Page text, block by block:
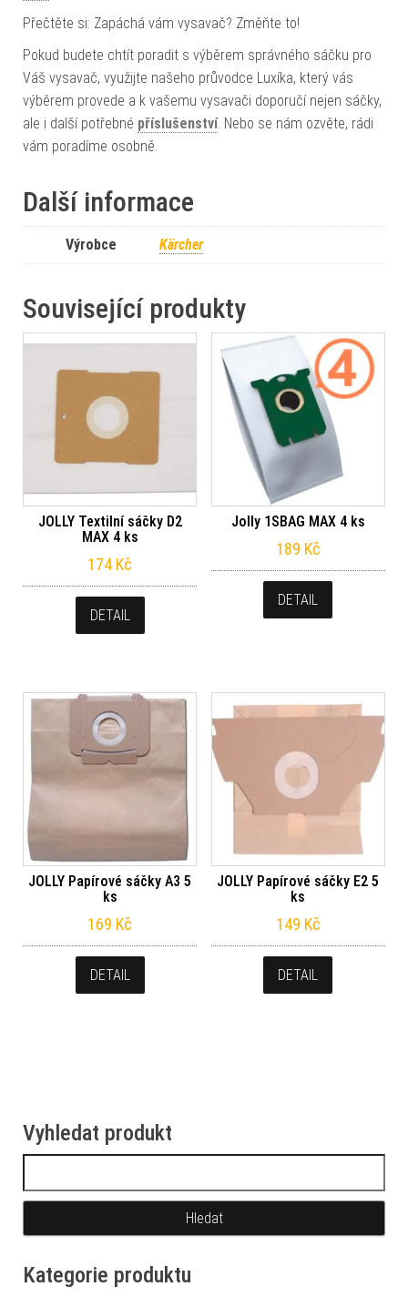
Přečtěte si: Zapáchá vám vysavač? Změňte to!
Pokud budete chtít poradit s výběrem správného sáčku pro
Váš vysavač, využijte našeho průvodce Luxíka, který vás
výběrem provede a k vašemu vysavači doporučí nejen sáčky,
ale i další potřebné příslušenství. Nebo se nám ozvěte, rádi
vám poradíme osobně.
Další informace
Výrobce Kärcher
Související produkty
JOLLY Textilní sáčky D2
MAX 4 ks
174 Kč
DETAIL
Jolly 1SBAG MAX 4 ks
189 Kč
DETAIL
JOLLY Papírové sáčky A3 5
ks
169 Kč
DETAIL
JOLLY Papírové sáčky E2 5
ks
149 Kč
DETAIL
Vyhledat produkt
Kategorie produktu